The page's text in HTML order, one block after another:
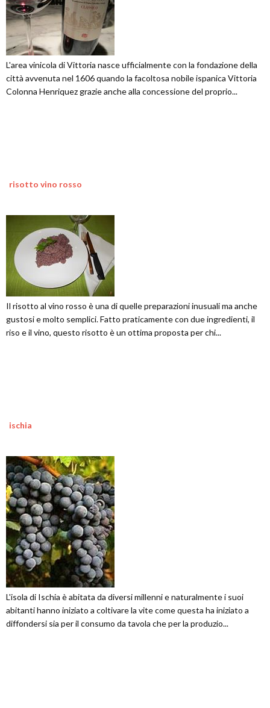
L'area vinicola di Vittoria nasce ufficialmente con la fondazione della
città avvenuta nel 1606 quando la facoltosa nobile ispanica Vittoria
Colonna Henriquez grazie anche alla concessione del proprio...
risotto vino rosso
Il risotto al vino rosso è una di quelle preparazioni inusuali ma anche
gustosi e molto semplici. Fatto praticamente con due ingredienti, il
riso e il vino, questo risotto è un ottima proposta per chi...
ischia
L'isola di Ischia è abitata da diversi millenni e naturalmente i suoi
abitanti hanno iniziato a coltivare la vite come questa ha iniziato a
diffondersi sia per il consumo da tavola che per la produzio...